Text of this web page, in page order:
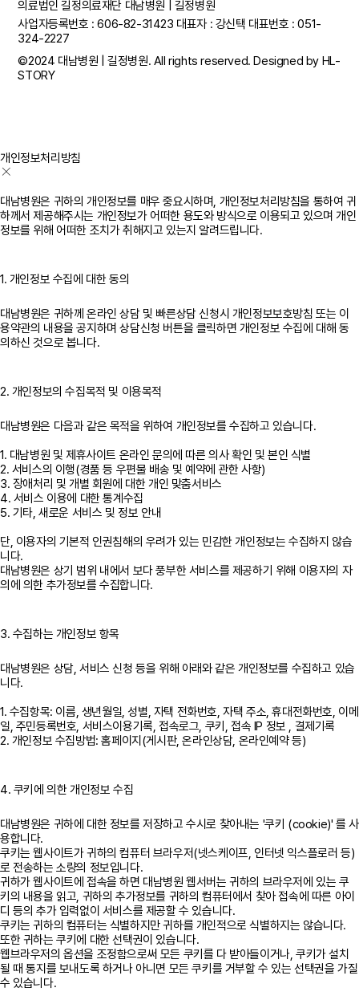
의료법인 길정의료재단 대남병원 | 길정병원
사업자등록번호 : 606-82-31423 대표자 : 강신택 대표번호 :051-
324-2227
©2024 대남병원 | 길정병원. All rights reserved. Designed by HL-
STORY
개인정보처리방침
대남병원은 귀하의 개인정보를 매우 중요시하며, 개인정보처리방침을 통하여 귀
하께서 제공해주시는 개인정보가 어떠한 용도와 방식으로 이용되고 있으며 개인
정보를 위해 어떠한 조치가 취해지고 있는지 알려드립니다.
1. 개인정보 수집에 대한 동의
대남병원은 귀하께 온라인 상담 및 빠른상담 신청시 개인정보보호방침 또는 이
용약관의 내용을 공지하며 상담신청 버튼을 클릭하면 개인정보 수집에 대해 동
의하신 것으로 봅니다.
2. 개인정보의 수집목적 및 이용목적
대남병원은 다음과 같은 목적을 위하여 개인정보를 수집하고 있습니다.
1. 대남병원 및 제휴사이트 온라인 문의에 따른 의사 확인 및 본인 식별
2. 서비스의 이행(경품 등 우편물 배송 및 예약에 관한 사항)
3. 장애처리 및 개별 회원에 대한 개인 맞춤서비스
4. 서비스 이용에 대한 통계수집
5. 기타, 새로운 서비스 및 정보 안내
단, 이용자의 기본적 인권침해의 우려가 있는 민감한 개인정보는 수집하지 않습
니다.
대남병원은 상기 범위 내에서 보다 풍부한 서비스를 제공하기 위해 이용자의 자
의에 의한 추가정보를 수집합니다.
3. 수집하는 개인정보 항목
대남병원은 상담, 서비스 신청 등을 위해 아래와 같은 개인정보를 수집하고 있습
니다.
1. 수집항목: 이름, 생년월일, 성별, 자택 전화번호, 자택 주소, 휴대전화번호, 이메
일, 주민등록번호, 서비스이용기록, 접속로그, 쿠키, 접속 IP 정보 , 결제기록
2. 개인정보 수집방법: 홈페이지(게시판, 온라인상담, 온라인예약 등)
4. 쿠키에 의한 개인정보 수집
대남병원은 귀하에 대한 정보를 저장하고 수시로 찾아내는 '쿠키 (cookie)' 를 사
용합니다.
쿠키는 웹사이트가 귀하의 컴퓨터 브라우저(넷스케이프, 인터넷 익스플로러 등)
로 전송하는 소량의 정보입니다.
귀하가 웹사이트에 접속을 하면 대남병원 웹서버는 귀하의 브라우저에 있는 쿠
키의 내용을 읽고, 귀하의 추가정보를 귀하의 컴퓨터에서 찾아 접속에 따른 아이
디 등의 추가 입력없이 서비스를 제공할 수 있습니다.
쿠키는 귀하의 컴퓨터는 식별하지만 귀하를 개인적으로 식별하지는 않습니다.
또한 귀하는 쿠키에 대한 선택권이 있습니다.
웹브라우저의 옵션을 조정함으로써 모든 쿠키를 다 받아들이거나, 쿠키가 설치
될 때 통지를 보내도록 하거나 아니면 모든 쿠키를 거부할 수 있는 선택권을 가질
수 있습니다.